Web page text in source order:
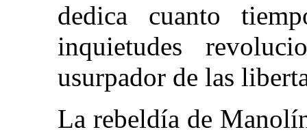
dedica cuanto
inquietudes
usurpador de las
La rebeldía de